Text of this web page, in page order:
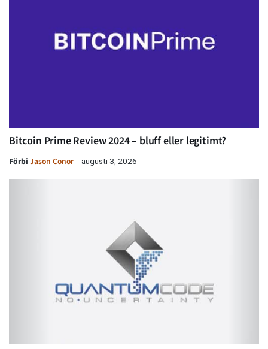
Bitcoin Prime Review 2024 – bluff eller legitimt?
Förbi Jason Conor augusti 3, 2026